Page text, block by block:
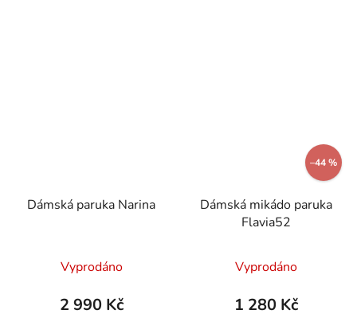
Dámská paruka Narina
Vyprodáno
2 990 Kč
–44 %
Dámská mikádo paruka
Flavia52
Vyprodáno
1 280 Kč